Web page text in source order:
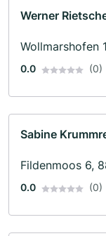
Werner
Wollmarshofen
0.0 (0)
Sabine
Fildenmoos 6,
0.0 (0)